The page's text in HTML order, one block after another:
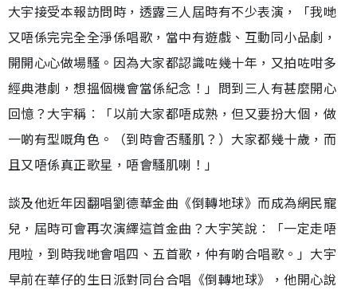
大宇接受本報訪問時，透露三人屆時有不少表演，「我哋
又唔係完完全全淨係唱歌，當中有遊戲、互動同小品劇，
開開心心做場騷。因為大家都認識咗幾十年，又拍咗咁多
經典港劇，想搵個機會當係紀念！」問到三人有甚麼開心
回憶？大宇稱︰「以前大家都唔成熟，但又要扮大個，做
一啲有型嘅角色。（到時會否騷肌？）大家都幾十歲，而
且又唔係真正歌星，唔會騷肌喇！」
談及他近年因翻唱劉德華金曲《倒轉地球》而成為網民寵
兒，屆時可會再次演繹這首金曲？大宇笑說︰「一定走唔
甩啦，到時我哋會唱四、五首歌，仲有啲合唱歌。」大宇
早前在華仔的生日派對同台合唱《倒轉地球》，他開心說